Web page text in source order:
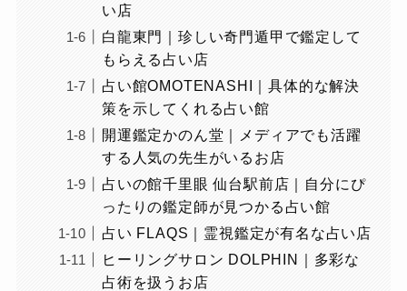
い店
白龍東門｜珍しい奇門遁甲で鑑定して
もらえる占い店
占い館OMOTENASHI｜具体的な解決
策を示してくれる占い館
開運鑑定かのん堂｜メディアでも活躍
する人気の先生がいるお店
占いの館千里眼 仙台駅前店｜自分にぴ
ったりの鑑定師が見つかる占い館
占い FLAQS｜霊視鑑定が有名な占い店
ヒーリングサロン DOLPHIN｜多彩な
占術を扱うお店